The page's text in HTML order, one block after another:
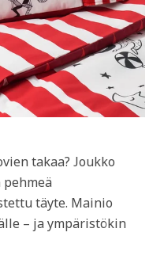
takaa? Joukko
täyte. Mainio
– ja ympäristökin